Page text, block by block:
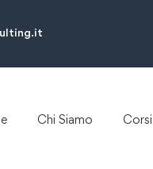
Chi Siamo Corsi